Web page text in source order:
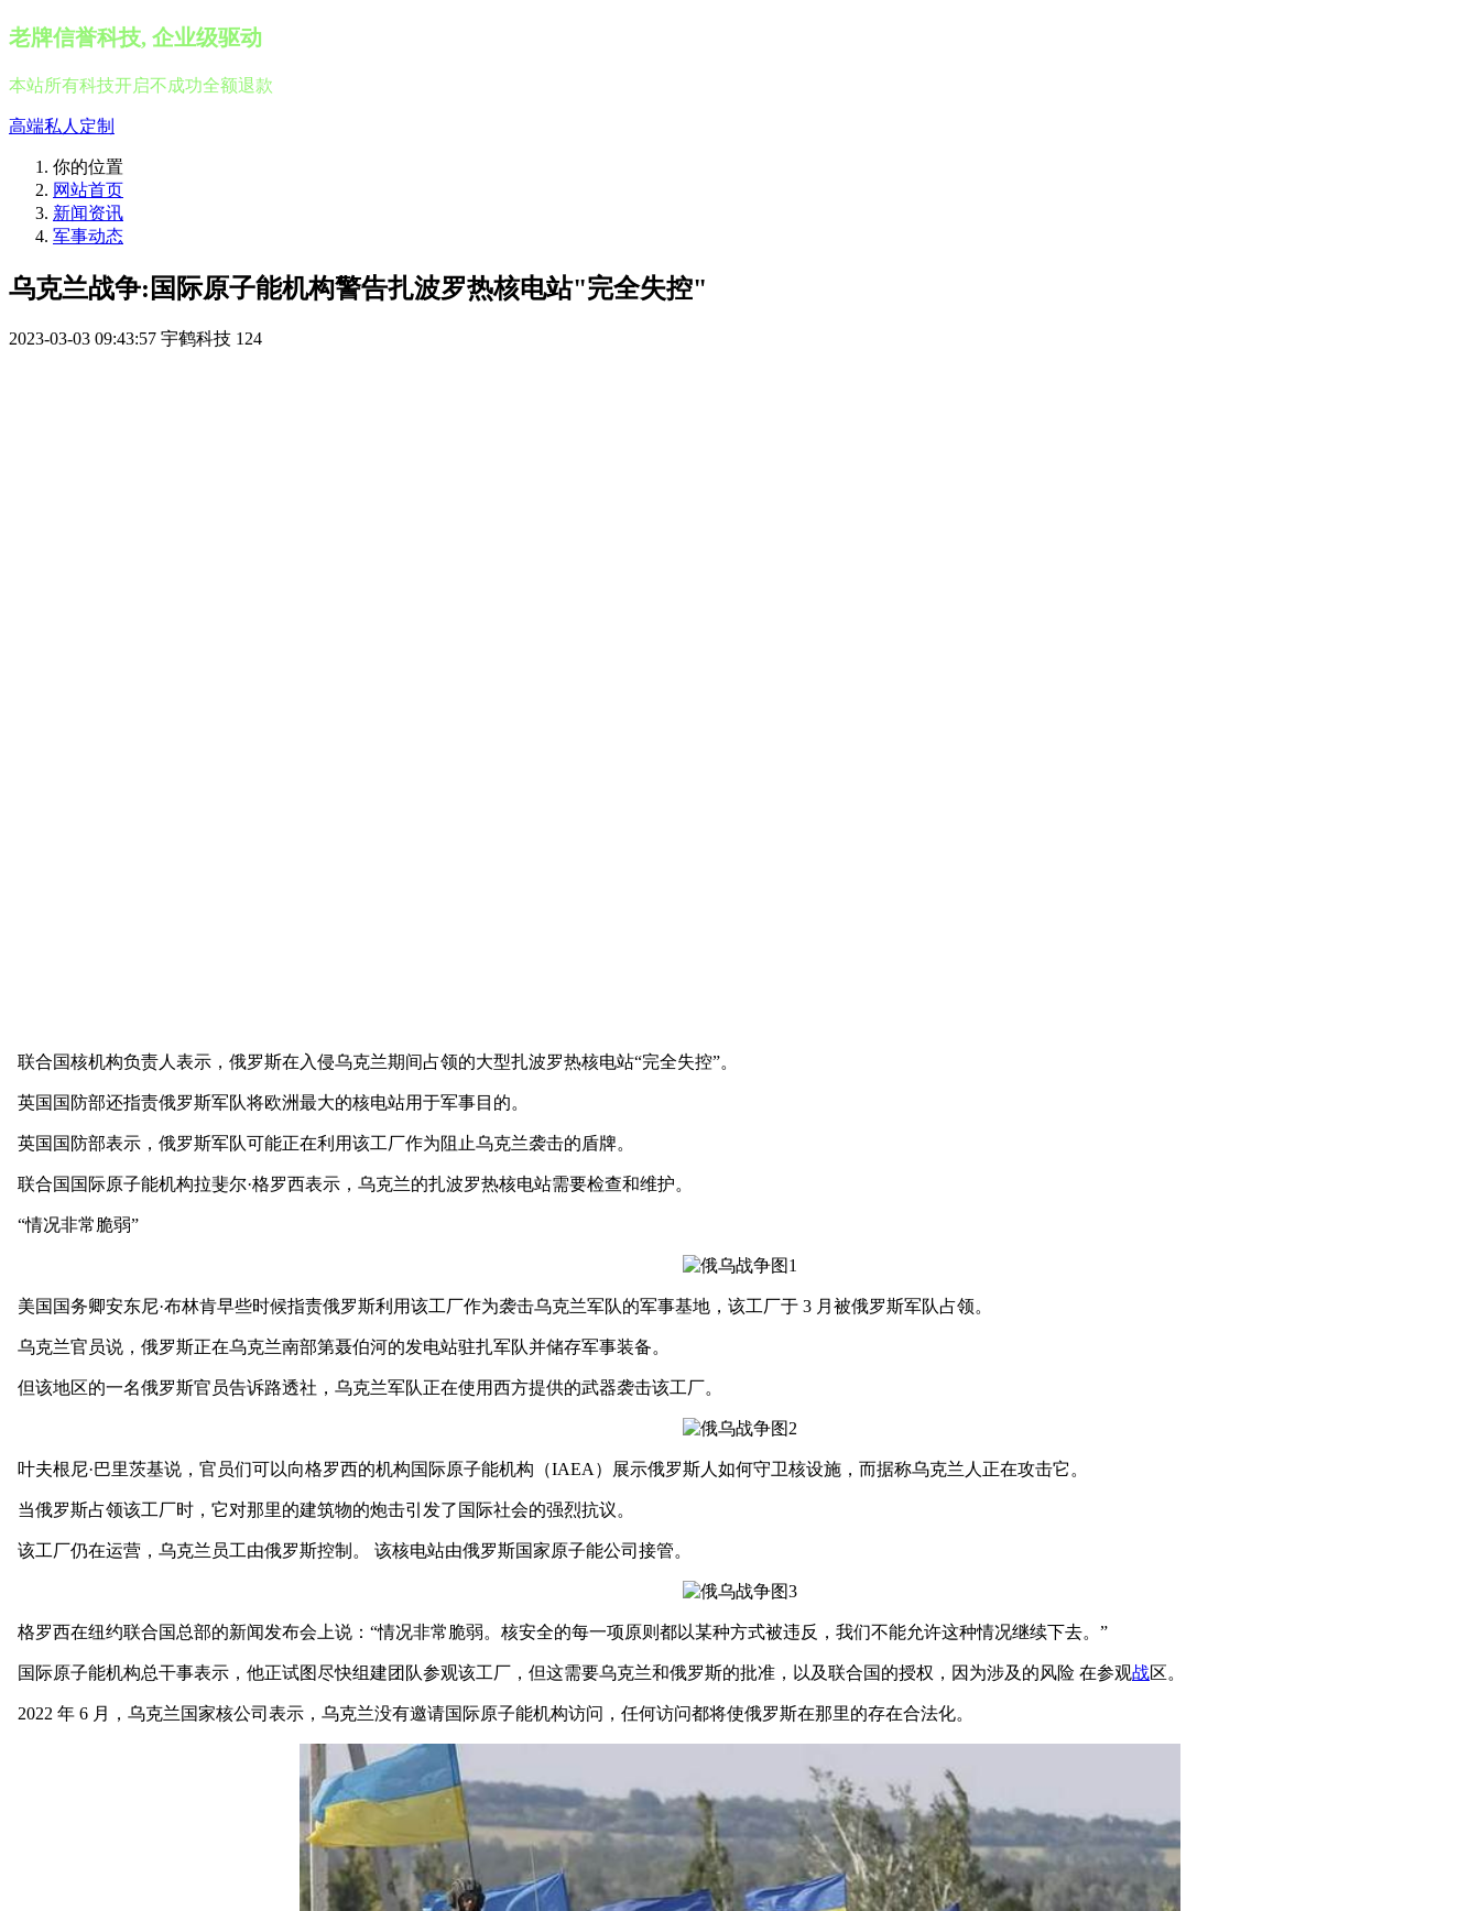
老牌信誉科技, 企业级驱动
本站所有科技开启不成功全额退款
高端私人定制
你的位置
网站首页
新闻资讯
军事动态
乌克兰战争:国际原子能机构警告扎波罗热核电站"完全失控"
2023-03-03 09:43:57 宇鹤科技 124
联合国核机构负责人表示，俄罗斯在入侵乌克兰期间占领的大型扎波罗热核电站“完全失控”。
英国国防部还指责俄罗斯军队将欧洲最大的核电站用于军事目的。
英国国防部表示，俄罗斯军队可能正在利用该工厂作为阻止乌克兰袭击的盾牌。
联合国国际原子能机构拉斐尔·格罗西表示，乌克兰的扎波罗热核电站需要检查和维护。
“情况非常脆弱”
美国国务卿安东尼·布林肯早些时候指责俄罗斯利用该工厂作为袭击乌克兰军队的军事基地，该工厂于 3 月被俄罗斯军队占领。
乌克兰官员说，俄罗斯正在乌克兰南部第聂伯河的发电站驻扎军队并储存军事装备。
但该地区的一名俄罗斯官员告诉路透社，乌克兰军队正在使用西方提供的武器袭击该工厂。
叶夫根尼·巴里茨基说，官员们可以向格罗西的机构国际原子能机构（IAEA）展示俄罗斯人如何守卫核设施，而据称乌克兰人正在攻击它。
当俄罗斯占领该工厂时，它对那里的建筑物的炮击引发了国际社会的强烈抗议。
该工厂仍在运营，乌克兰员工由俄罗斯控制。 该核电站由俄罗斯国家原子能公司接管。
格罗西在纽约联合国总部的新闻发布会上说：“情况非常脆弱。核安全的每一项原则都以某种方式被违反，我们不能允许这种情况继续下去。”
国际原子能机构总干事表示，他正试图尽快组建团队参观该工厂，但这需要乌克兰和俄罗斯的批准，以及联合国的授权，因为涉及的风险 在参观战区。
2022 年 6 月，乌克兰国家核公司表示，乌克兰没有邀请国际原子能机构访问，任何访问都将使俄罗斯在那里的存在合法化。